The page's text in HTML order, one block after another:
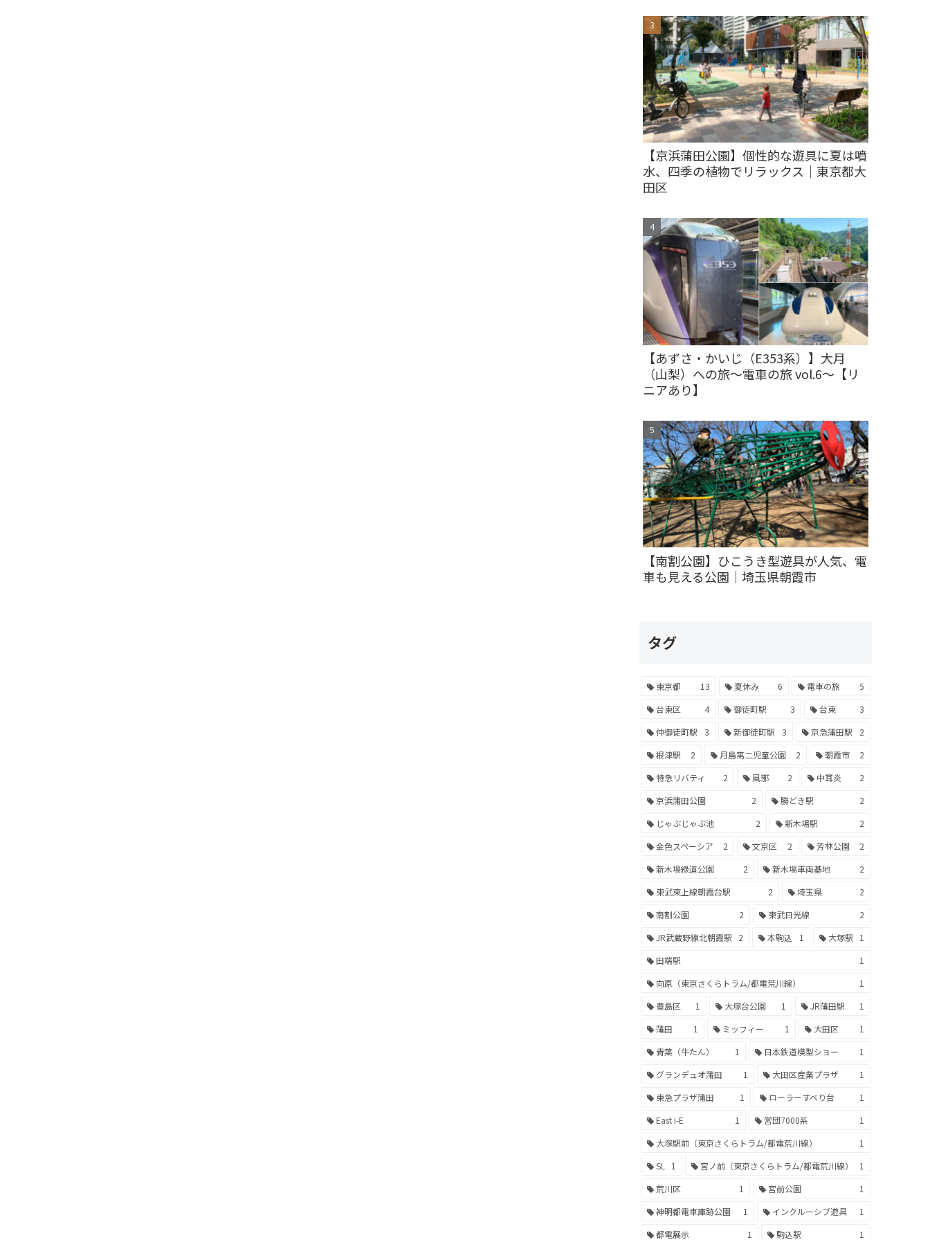
【京浜蒲田公園】個性的な遊具に夏は噴
水、四季の植物でリラックス｜東京都大
田区
【あずさ・かいじ（E353系）】大月
（山梨）への旅～電車の旅 vol.6～【リ
ニアあり】
【南割公園】ひこうき型遊具が人気、電
車も見える公園｜埼玉県朝霞市
タグ
東京都 13 夏休み 6 電車の旅
5
台東区
4 御徒町駅 3 台東
3
仲御徒町駅
3 新御徒町駅 3 京急蒲田駅
2
根津駅
2 月島第二児童公園 2 朝霞市
2
特急リバティ
2 風邪 2 中耳炎
2
京浜蒲田公園
2 勝どき駅
2
じゃぶじゃぶ池
2 新木場駅
2
金色スペーシア
2 文京区 2 芳林公園
2
新木場緑道公園
2 新木場車両基地
2
東武東上線朝霞台駅
2 埼玉県
2
南割公園
2 東武日光線
2
JR武蔵野線北朝霞駅
2 本駒込 1 大塚駅
1
田端駅
1
向原（東京さくらトラム/都電荒川線）
1
豊島区
1 大塚台公園 1 JR蒲田駅
1
蒲田
1 ミッフィー 1 大田区
1
青葉（牛たん）
1 日本鉄道模型ショー
1
グランデュオ蒲田
1 大田区産業プラザ
1
東急プラザ蒲田
1 ローラーすべり台
1
East i-E
1 営団7000系
1
大塚駅前（東京さくらトラム/都電荒川線）
1
SL
1 宮ノ前（東京さくらトラム/都電荒川線）
1
荒川区
1 宮前公園
1
神明都電車庫跡公園
1 インクルーシブ遊具
1
都電展示
1 駒込駅 1